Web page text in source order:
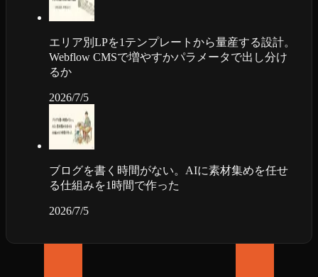
エリア別LPを1テンプレートから量産する設計。
Webflow CMSで増やすかパラメータで出し分け
るか
2026/7/5
ブログを書く時間がない。AIに素材集めを任せ
る仕組みを1時間で作った
2026/7/5